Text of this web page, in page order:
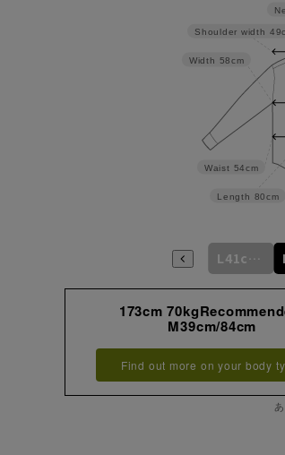
Length 80cm
Waist 54cm
Width 58cm
Shoulder width
L41cm/78cm L41cm/80cm
173cm
M39cm/84cm
Find out more on your body